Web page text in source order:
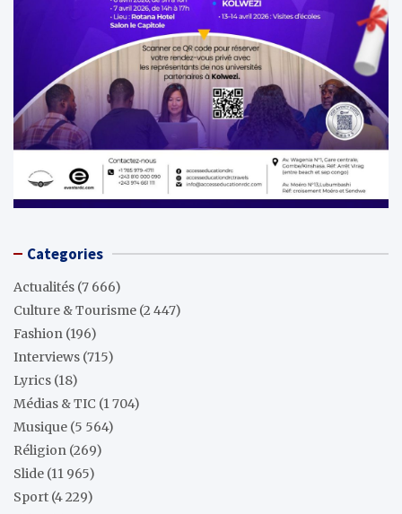
Categories
Actualités (7 666)
Culture & Tourisme (2 447)
Fashion (196)
Interviews (715)
Lyrics (18)
Médias & TIC (1 704)
Musique (5 564)
Réligion (269)
Slide (11 965)
Sport (4 229)